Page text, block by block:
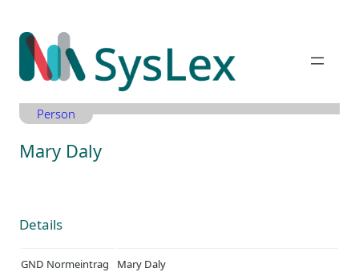
Inhalt
springen
Person
Mary Daly
Details
GND Normeintrag Mary Daly